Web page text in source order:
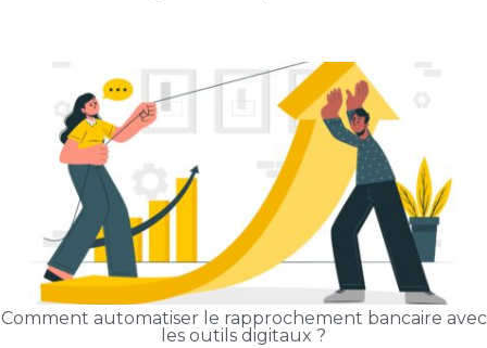
Comment automatiser le rapprochement bancaire avec
les outils digitaux ?